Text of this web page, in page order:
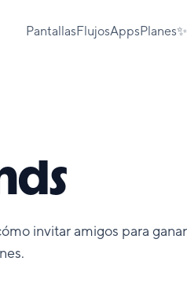
PantallasFlujosAppsPlanes
invitar amigos para